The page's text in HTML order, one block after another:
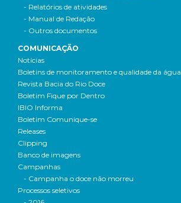
- Relatórios de atividades
- Manual de Redação
- Outros documentos
COMUNICAÇÃO
Notícias
Boletins de monitoramento e qualidade da água
Revista Bacia do Rio Doce
Boletim Fique por Dentro
IBIO Informa
Boletim Comunique-se
Releases
Clipping
Banco de imagens
Campanhas
- Campanha o doce não morreu
Processos seletivos